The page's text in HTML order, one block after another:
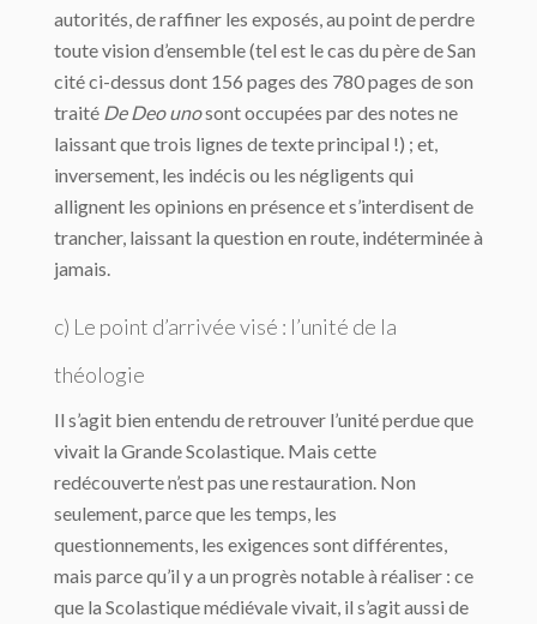
autorités, de raffiner les exposés, au point de perdre
toute vision d’ensemble (tel est le cas du père de San
cité ci-dessus dont 156 pages des 780 pages de son
traité De Deo unosont occupées par des notes ne
laissant que trois lignes de texte principal !) ; et,
inversement, les indécis ou les négligents qui
allignent les opinions en présence et s’interdisent de
trancher, laissant la question en route, indéterminée à
jamais.
c) Le point d’arrivée visé : l’unité de la
théologie
Il s’agit bien entendu de retrouver l’unité perdue que
vivait la Grande Scolastique. Mais cette
redécouverte n’est pas une restauration. Non
seulement, parce que les temps, les
questionnements, les exigences sont différentes,
mais parce qu’il y a un progrès notable à réaliser : ce
que la Scolastique médiévale vivait, il s’agit aussi de